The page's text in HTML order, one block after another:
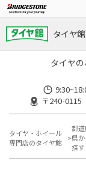
タイヤ
タイヤ
〒240-
タイヤ・ホイール
専門店のタイヤ館
都
県か
探す